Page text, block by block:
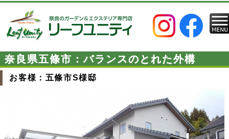
奈良県五條市：バランスのとれた外構
お客様：五條市S様邸